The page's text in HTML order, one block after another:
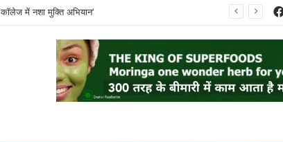
में नशा मुक्ति अभियान’